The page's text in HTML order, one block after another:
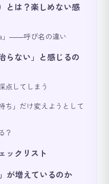
とは？楽しめない感
」――呼び名の違い
らない」と感じるの
点してしまう
ち」だけ変えようとして
？
ックリスト
が増えているのか